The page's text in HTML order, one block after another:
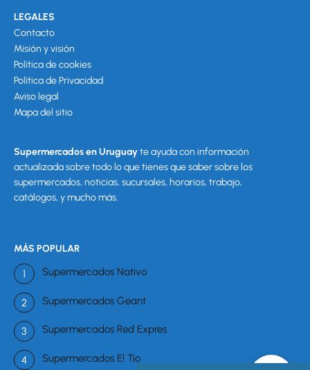
LEGALES
Contacto
Misión y visión
Política de cookies
Política de Privacidad
Aviso legal
Mapa del sitio
Supermercados en Uruguayte ayuda con información
actualizada sobre todo lo que tienes que saber sobre los
supermercados, noticias, sucursales, horarios, trabajo,
catálogos, y mucho más.
MÁS POPULAR
Supermercados Nativo
Supermercados Geant
Supermercados Red Expres
Supermercados El Tio